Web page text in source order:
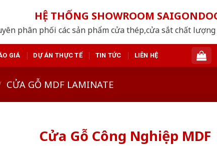
HỆ THỐNG SHOWROOM
phân phối các sản phẩm cửa thép,cửa sắt chất
GIÁ DỰ ÁN THỰC TẾ TIN TỨC LIÊN HỆ
CỬA GỖ MDF LAMINATE
Cửa Gỗ Công Nghiệp MDF